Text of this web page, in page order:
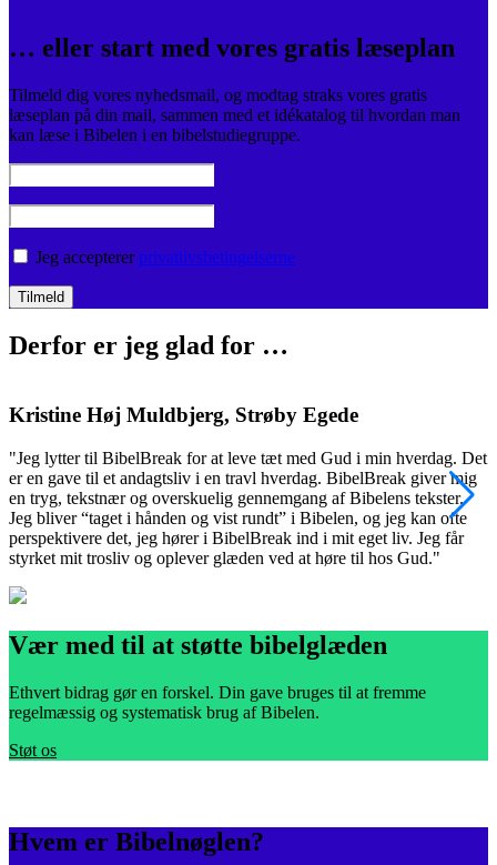
… eller start med vores gratis læseplan
Tilmeld dig vores nyhedsmail, og modtag straks vores gratis
læseplan på din mail, sammen med et idékatalog til hvordan man
kan læse i Bibelen i en bibelstudiegruppe.
Jeg accepterer privatlivsbetingelserne
Derfor er jeg glad for …
Kristine Høj Muldbjerg, Strøby Egede
"Jeg lytter til BibelBreak for at leve tæt med Gud i min hverdag. Det
er en gave til et andagtsliv i en travl hverdag. BibelBreak giver mig
en tryg, tekstnær og overskuelig gennemgang af Bibelens tekster.
Jeg bliver “taget i hånden og vist rundt” i Bibelen, og jeg kan ofte
perspektivere det, jeg hører i BibelBreak ind i mit eget liv. Jeg får
styrket mit trosliv og oplever glæden ved at høre til hos Gud."
Vær med til at støtte bibelglæden
Ethvert bidrag gør en forskel. Din gave bruges til at fremme
regelmæssig og systematisk brug af Bibelen.
Støt os
Hvem er Bibelnøglen?